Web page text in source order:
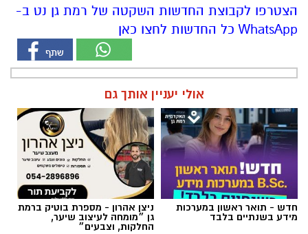
הצטרפו לקבוצת החדשות השקטה של רמת גן נט ב-
WhatsApp כל החדשות לחצו כאן
אולי יעניין אותך גם
חדש - תואר ראשון במערכות
מידע בשנתיים בלבד
ניצן אהרון - מספרת בוטיק ברמת
גן ״מומחה לעיצוב שיער,
החלקות, וצבעים״